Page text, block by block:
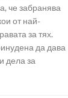
че забранява
от най-
за тях.
да дава
дела за